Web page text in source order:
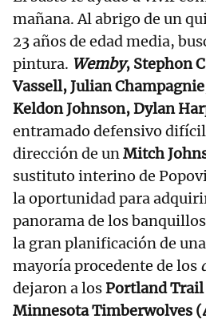
mañana. Al abrigo de un
23 años de edad media,
pintura. Wemby, Stephon
Vassell, Julian
Keldon Johnson, Dylan
entramado defensivo
dirección de unMitch
sustituto interino de
la oportunidad para
panorama de los
la gran planificación de
mayoría procedente de los
dejaron a losPortland
Minnesota Timberwolves